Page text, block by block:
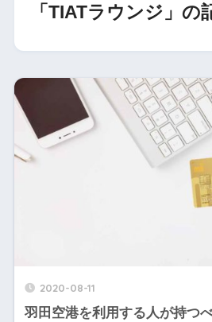
「TIATラウンジ」の
2020-08-11
羽田空港を利用する人が持つ